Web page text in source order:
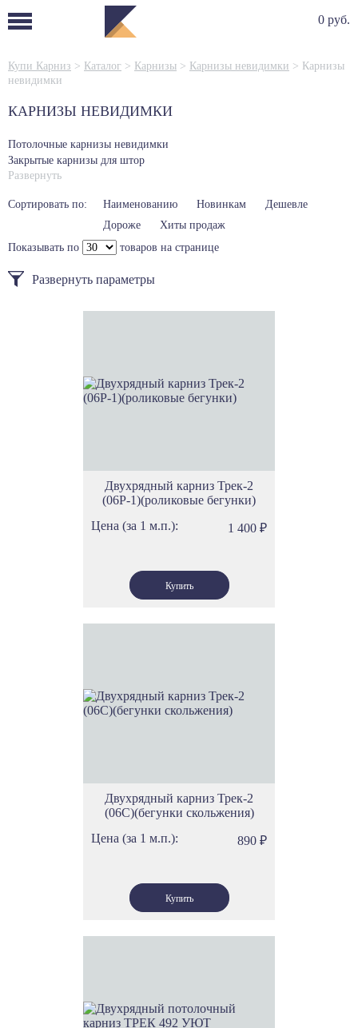
0 руб.
Купи Карниз > Каталог > Карнизы > Карнизы невидимки > Карнизы
невидимки
КАРНИЗЫ НЕВИДИМКИ
Потолочные карнизы невидимки
Закрытые карнизы для штор
Развернуть
Сортировать по: Наименованию Новинкам
Дешевле
Дороже
Хиты продаж
Показывать по
товаров на странице
Развернуть параметры
Двухрядный карниз Трек-2
(06Р-1)(роликовые бегунки)
Цена (за 1 м.п.):
1 400 ₽
Двухрядный карниз Трек-2
(06С)(бегунки скольжения)
Цена (за 1 м.п.):
890 ₽